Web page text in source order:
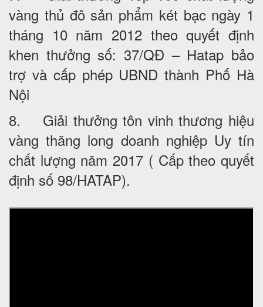
vàng thủ đô sản phẩm két bạc ngày 1
tháng 10 năm 2012 theo quyết định
khen thưởng số: 37/QĐ – Hatap bảo
trợ và cấp phép UBND thành Phố Hà
Nội
8. Giải thưởng tôn vinh thương hiệu
vàng thăng long doanh nghiệp Uy tín
chất lượng năm 2017 ( Cấp theo quyết
định số 98/HATAP).